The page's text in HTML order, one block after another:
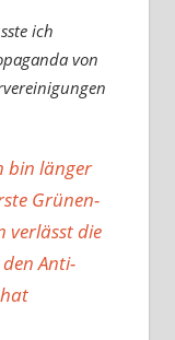
ich
von
bin länger
Grünen-
verlässt die
Anti-